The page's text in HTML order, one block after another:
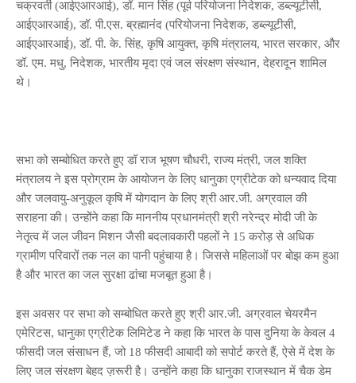
चक्रवर्ती (आईएआरआई), डॉ. मान सिंह (पूर्व परियोजना निदेशक, डब्ल्यूटीसी,
आईएआरआई), डॉ. पी.एस. ब्रह्मानंद (परियोजना निदेशक, डब्ल्यूटीसी,
आईएआरआई), डॉ. पी. के. सिंह, कृषि आयुक्त, कृषि मंत्रालय, भारत सरकार, और
डॉ. एम. मधु, निदेशक, भारतीय मृदा एवं जल संरक्षण संस्थान, देहरादून शामिल
थे।
सभा को सम्बोधित करते हुए डॉ राज भूषण चौधरी, राज्य मंत्री, जल शक्ति
मंत्रालय ने इस प्रोग्राम के आयोजन के लिए धानुका एग्रीटेक को धन्यवाद दिया
और जलवायु-अनुकूल कृषि में योगदान के लिए श्री आर.जी. अग्रवाल की
सराहना की। उन्होंने कहा कि माननीय प्रधानमंत्री श्री नरेन्द्र मोदी जी के
नेतृत्व में जल जीवन मिशन जैसी बदलावकारी पहलों ने 15 करोड़ से अधिक
ग्रामीण परिवारों तक नल का पानी पहुंचाया है। जिससे महिलाओं पर बोझ कम हुआ
है और भारत का जल सुरक्षा ढांचा मजबूत हुआ है।
इस अवसर पर सभा को सम्बोधित करते हुए श्री आर.जी. अग्रवाल चेयरमैन
एमेरिटस, धानुका एग्रीटेक लिमिटेड ने कहा कि भारत के पास दुनिया के केवल 4
फीसदी जल संसाधन हैं, जो 18 फीसदी आबादी को सपोर्ट करते हैं, ऐसे में देश के
लिए जल संरक्षण बेहद ज़रूरी है। उन्होंने कहा कि धानुका राजस्थान में चैक डेम